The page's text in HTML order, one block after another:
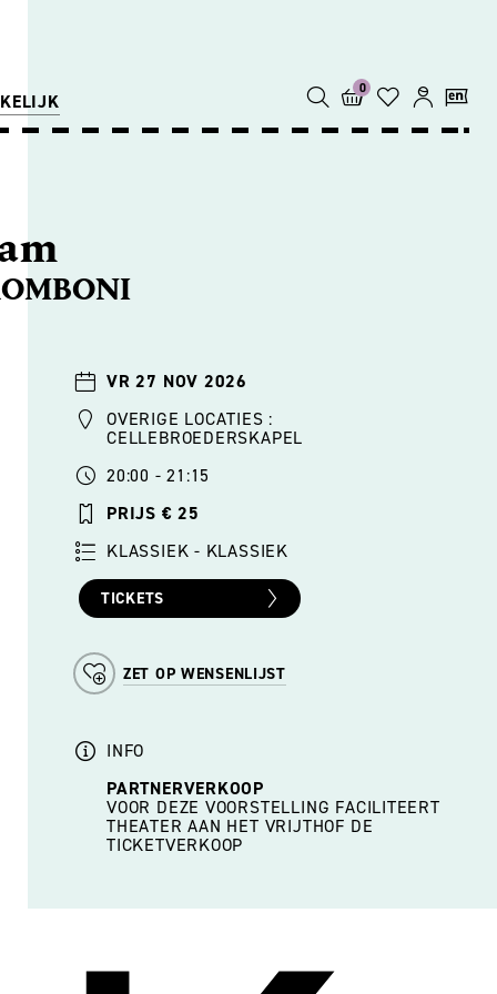
0
VR 27 NOV 2026
OVERIGE LOCATIES :
CELLEBROEDERSKAPEL
20:00 - 21:15
PRIJS € 25
KLASSIEK - KLASSIEK
TICKETS
ZET OP WENSENLIJST
INFO
PARTNERVERKOOP
VOOR DEZE VOORSTELLING FACILITEERT
THEATER AAN HET VRIJTHOF DE
TICKETVERKOOP